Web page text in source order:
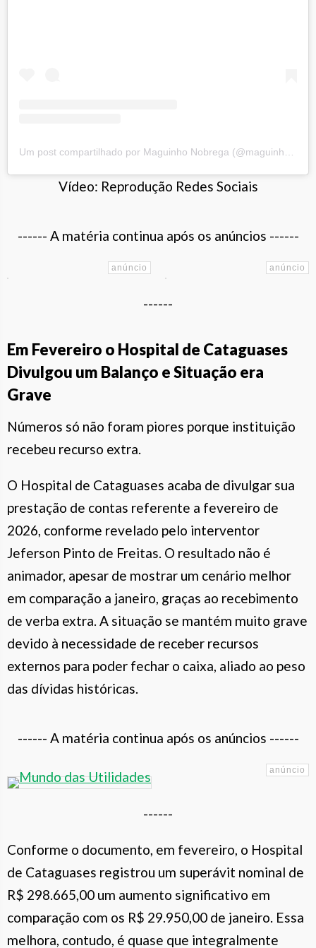
Vídeo: Reprodução Redes Sociais
------ A matéria continua após os anúncios ------
------
Em Fevereiro o Hospital de Cataguases
Divulgou um Balanço e Situação era
Grave
Números só não foram piores porque instituição
recebeu recurso extra.
O Hospital de Cataguases acaba de divulgar sua
prestação de contas referente a fevereiro de
2026, conforme revelado pelo interventor
Jeferson Pinto de Freitas. O resultado não é
animador, apesar de mostrar um cenário melhor
em comparação a janeiro, graças ao recebimento
de verba extra. A situação se mantém muito grave
devido à necessidade de receber recursos
externos para poder fechar o caixa, aliado ao peso
das dívidas históricas.
------ A matéria continua após os anúncios ------
------
Conforme o documento, em fevereiro, o Hospital
de Cataguases registrou um superávit nominal de
R$ 298.665,00 um aumento significativo em
comparação com os R$ 29.950,00 de janeiro. Essa
melhora, contudo, é quase que integralmente